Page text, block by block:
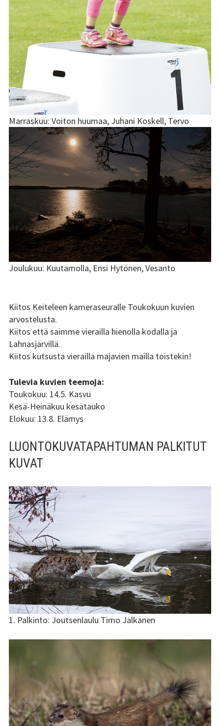
Marraskuu: Voiton huumaa, Juhani Koskell, Tervo
Joulukuu: Kuutamolla, Ensi Hytönen, Vesanto
SIVUPALKKI
Kiitos Keiteleen kameraseuralle Toukokuun kuvien
arvostelusta.
Kiitos että saimme vierailla hienolla kodalla ja
Lahnasjärvillä.
Kiitos kutsusta vierailla majavien mailla toistekin!
Tulevia kuvien teemoja:
Toukokuu: 14.5. Kasvu
Kesä-Heinäkuu kesätauko
Elokuu: 13.8. Elämys
LUONTOKUVATAPAHTUMAN PALKITUT
KUVAT
1. Palkinto: Joutsenlaulu Timo Jalkanen